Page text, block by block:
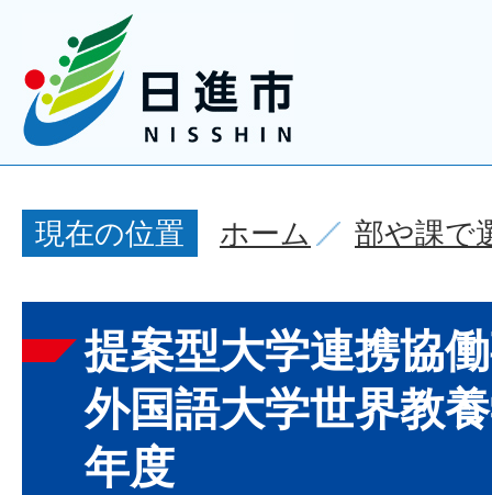
現在の位置 ホーム 部や課で
提案型大学連携協
外国語大学世界教
年度